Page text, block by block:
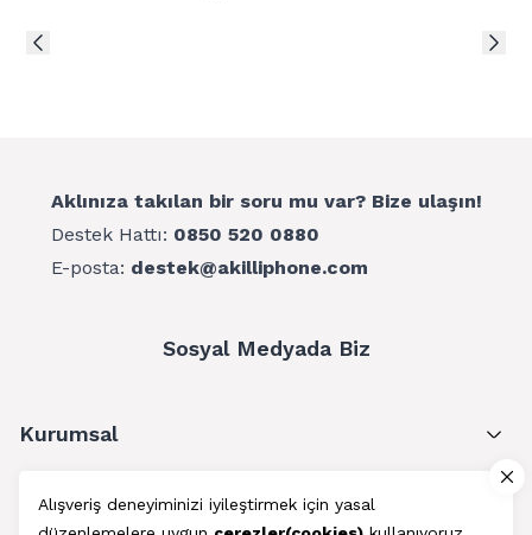
Alışveriş deneyiminizi iyileştirmek için yasal
Aklınıza takılan bir soru mu var? Bize ulaşın!
Destek Hattı: 0850 520 0880
E-posta: destek@akilliphone.com
Sosyal Medyada Biz
Kurumsal
Müşteri Hizmetleri